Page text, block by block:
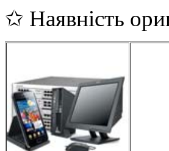
✩ Наявність